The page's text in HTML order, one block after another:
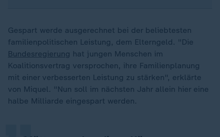
Gespart werde ausgerechnet bei der beliebtesten
familienpolitischen Leistung, dem Elterngeld. "Die
Bundesregierung hat jungen Menschen im
Koalitionsvertrag versprochen, ihre Familienplanung
mit einer verbesserten Leistung zu stärken", erklärte
von Miquel. "Nun soll im nächsten Jahr allein hier eine
halbe Milliarde eingespart werden.
„